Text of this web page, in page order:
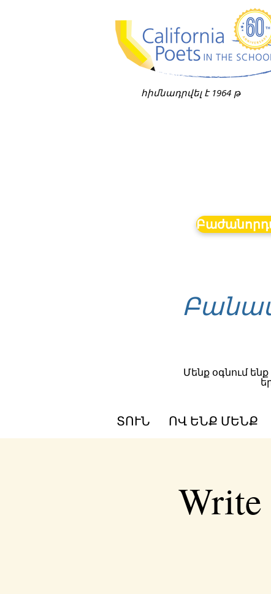
հիմնադրվել է 1964 թ
Մենք օգնում ենք
ՏՈՒՆ ՈՎ ԵՆՔ ՄԵՆՔ
Write